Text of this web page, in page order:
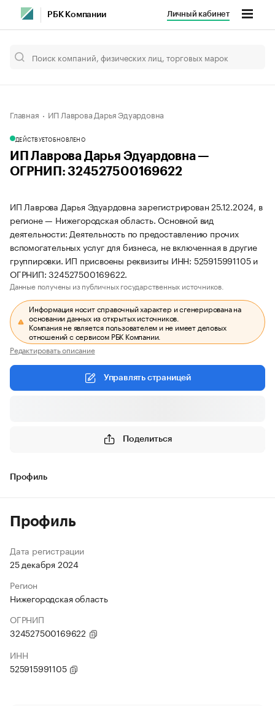
РБК Компании Личный кабинет
Главная ИП Лаврова Дарья Эдуардовна
ДЕЙСТВУЕТОБНОВЛЕНО
ИП Лаврова Дарья Эдуардовна —
ОГРНИП: 324527500169622
ИП Лаврова Дарья Эдуардовна зарегистрирован 25.12.2024, в
регионе — Нижегородская область. Основной вид
деятельности: Деятельность по предоставлению прочих
вспомогательных услуг для бизнеса, не включенная в другие
группировки. ИП присвоены реквизиты ИНН: 525915991105 и
ОГРНИП: 324527500169622.
Данные получены из публичных государственных источников.
Информация носит справочный характер и сгенерирована на
основании данных из открытых источников.
Компания не является пользователем и не имеет деловых
отношений с сервисом РБК Компании.
Редактировать описание
Управлять страницей
Поделиться
Профиль
Профиль
Дата регистрации
25 декабря 2024
Регион
Нижегородская область
ОГРНИП
324527500169622
ИНН
525915991105